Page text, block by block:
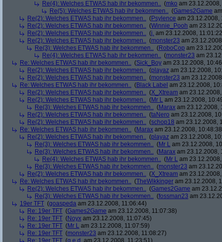
Re(4): Welches ETWAS hab ihr bekommen.. (mko am
Re(5): Welches ETWAS hab ihr bekommen.. (Games2Game
Re(2): Welches ETWAS hab ihr bekommen.. (Psylence am 23.12.2008,
Re(2): Welches ETWAS hab ihr bekommen.. (Winnie_Pooh am
Re(2): Welches ETWAS hab ihr bekommen.. (j. am 23.12.2008,
Re(2): Welches ETWAS hab ihr bekommen.. (monster23 am
Re(3): Welches ETWAS hab ihr bekommen.. (RoboCop am
Re(4): Welches ETWAS hab ihr bekommen.. (monster23 am
Re: Welches ETWAS hab ihr bekommen.. (Sick_Boy am 23.12.2008,
Re(2): Welches ETWAS hab ihr bekommen.. (playaz am 23.12.2008,
Re(2): Welches ETWAS hab ihr bekommen.. (monster23 am
Re: Welches ETWAS hab ihr bekommen.. (Black Label am 23.12.2008,
Re(2): Welches ETWAS hab ihr bekommen.. (X_Xtream am
Re(2): Welches ETWAS hab ihr bekommen.. (Mr L am 23.12.2008,
Re(3): Welches ETWAS hab ihr bekommen.. (Marax am 23.12.2008,
Re(2): Welches ETWAS hab ihr bekommen.. (taNero am 23.12.2008,
Re(2): Welches ETWAS hab ihr bekommen.. (schop18 am 23.12.2008,
Re: Welches ETWAS hab ihr bekommen.. (Marax am 23.12.2008,
Re(2): Welches ETWAS hab ihr bekommen.. (playaz am 23.12.2008,
Re(3): Welches ETWAS hab ihr bekommen.. (Mr L am 23.12.2008,
Re(3): Welches ETWAS hab ihr bekommen.. (Marax am 23.12.2008,
Re(4): Welches ETWAS hab ihr bekommen.. (Mr L am
Re(3): Welches ETWAS hab ihr bekommen.. (monster23 am
Re(2): Welches ETWAS hab ihr bekommen.. (X_Xtream am
Re: Welches ETWAS hab ihr bekommen.. (TheWikkinger am 23.12.2008,
Re(2): Welches ETWAS hab ihr bekommen.. (Games2Game am
Re(3): Welches ETWAS hab ihr bekommen.. (fossman23 am
19er TFT (goaspeda am 23.12.2008, 11:06:44)
Re: 19er TFT (Games2Game am 23.12.2008, 11:07:38)
Re: 19er TFT (Noyx am 23.12.2008, 11:07:45)
Re: 19er TFT (Mr L am 23.12.2008, 11:07:59)
Re: 19er TFT (monster23 am 23.12.2008, 11:08:27)
Re: 19er TFT (q.e.d. am 23.12.2008, 11:23:51)